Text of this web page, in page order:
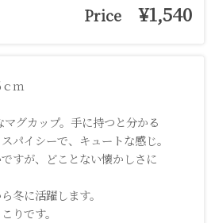
Price ¥1,540
ｍ
グカップ。手に持つと分かる
パイシーで、キュートな感じ。
すが、どことない懐かしさに
冬に活躍します。
りです。